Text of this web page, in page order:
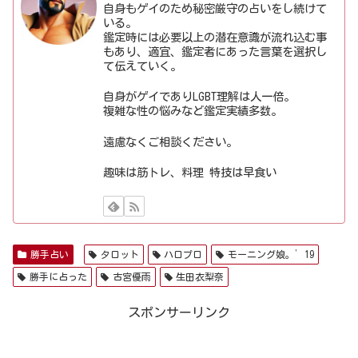
自身もゲイのため秘密厳守の占いをし続けて
いる。
鑑定時には必要以上の潜在意識が流れ込む事
もあり、適宜、鑑定者にあった言葉を選択し
て伝えていく。
自身がゲイでありLGBT理解は人一倍。
複雑な性の悩みなど鑑定実績多数。
遠慮なくご相談ください。
趣味は筋トレ、料理 特技は早食い
勝手占い タロット ハロプロ モーニング娘。’19
勝手に占った 古宮優雨 生田衣梨奈
スポンサーリンク